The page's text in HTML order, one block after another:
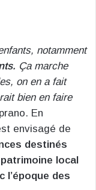
notamment
Ça marche
on en a fait
bien en faire
En
envisagé de
destinés
local
l’époque des